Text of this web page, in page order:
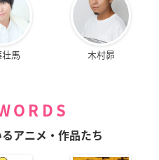
馬 木村昴
アニメ・作品たち